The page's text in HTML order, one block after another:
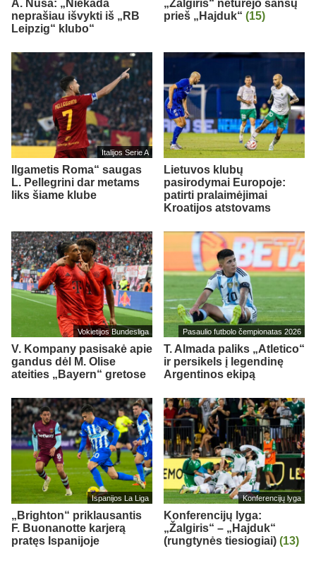
A. Nusa: „Niekada
neprašiau išvykti iš „RB
Leipzig“ klubo“
„Žalgiris“ neturėjo šansų
prieš „Hajduk“ (15)
Italijos Serie A
Ilgametis Roma“ saugas
L. Pellegrini dar metams
liks šiame klube
Lietuvos klubų
pasirodymai Europoje:
patirti pralaimėjimai
Kroatijos atstovams
Vokietijos Bundesliga
V. Kompany pasisakė apie
gandus dėl M. Olise
ateities „Bayern“ gretose
Pasaulio futbolo čempionatas 2026
T. Almada paliks „Atletico“
ir persikels į legendinę
Argentinos ekipą
Ispanijos La Liga
„Brighton“ priklausantis
F. Buonanotte karjerą
pratęs Ispanijoje
Konferencijų lyga
Konferencijų lyga:
„Žalgiris“ – „Hajduk“
(rungtynės tiesiogiai) (13)